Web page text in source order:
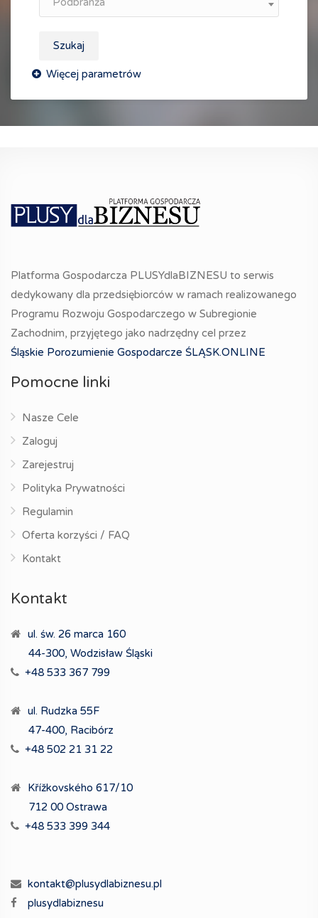
Szukaj
Platforma Gospodarcza PLUSYdlaBIZNESU to serwis
dedykowany dla przedsiębiorców w ramach realizowanego
Programu Rozwoju Gospodarczego w Subregionie
Zachodnim, przyjętego jako nadrzędny cel przez
Śląskie Porozumienie Gospodarcze ŚLĄSK.ONLINE
Pomocne linki
Nasze Cele
Zaloguj
Zarejestruj
Polityka Prywatności
Regulamin
Oferta korzyści / FAQ
Kontakt
Kontakt
ul. św. 26 marca 160
44-300, Wodzisław Śląski
+48 533 367 799
ul. Rudzka 55F
47-400, Racibórz
+48 502 21 31 22
Křížkovského 617/10
712 00 Ostrawa
+48 533 399 344
kontakt@plusydlabiznesu.pl
plusydlabiznesu